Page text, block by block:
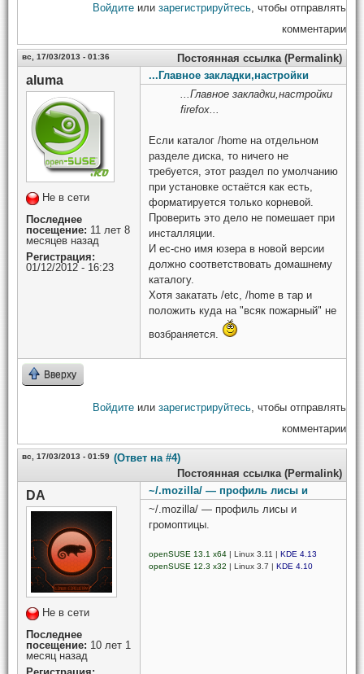
Войдите или зарегистрируйтесь , чтобы отправлять
комментарии
вс, 17/03/2013 - 01:36 Постоянная ссылка (Permalink)
aluma
Не в сети
Последнее
посещение: 11 лет 8
месяцев назад
Регистрация:
01/12/2012 - 16:23
...Главное закладки,настройки
...Главное закладки,настройки
firefox...
Если каталог /home на отдельном
разделе диска, то ничего не
требуется, этот раздел по умолчанию
при установке остаётся как есть,
форматируется только корневой.
Проверить это дело не помешает при
инсталляции.
И ес-сно имя юзера в новой версии
должно соответствовать домашнему
каталогу.
Хотя закатать /etc, /home в тар и
положить куда на "всяк пожарный" не
возбраняется.
Вверху
Войдите или зарегистрируйтесь , чтобы отправлять
комментарии
вс, 17/03/2013 - 01:59 (Ответ на #4)
Постоянная ссылка (Permalink)
DA
Не в сети
Последнее
посещение: 10 лет 1
месяц назад
Регистрация:
~/.mozilla/ — профиль лисы и
~/.mozilla/ — профиль лисы и
громоптицы.
openSUSE 13.1 x64 | Linux 3.11 | KDE 4.13
openSUSE 12.3 x32 | Linux 3.7 | KDE 4.10